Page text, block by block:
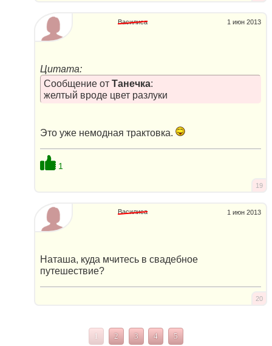
1 июн 2013
Василиса
Цитата:
Сообщение от Танечка:
желтый вроде цвет разлуки
Это уже немодная трактовка.
1
19
1 июн 2013
Василиса
Наташа, куда мчитесь в свадебное
путешествие?
20
1 2 3 4 5